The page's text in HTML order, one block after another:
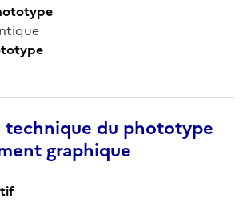
technique du phototype
graphique